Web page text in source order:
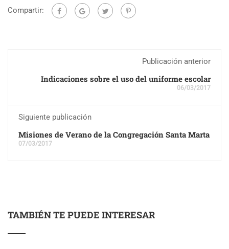
Compartir:
Publicación anterior
Indicaciones sobre el uso del uniforme escolar
06/03/2017
Siguiente publicación
Misiones de Verano de la Congregación Santa Marta
07/03/2017
TAMBIÉN TE PUEDE INTERESAR